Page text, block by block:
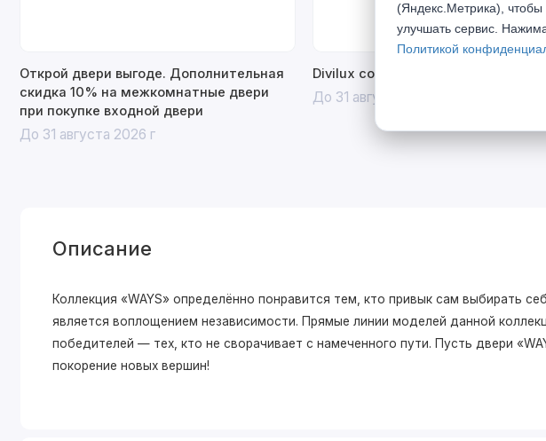
Открой двери выгоде. Дополнительная
скидка 10% на межкомнатные двери
при покупке входной двери
До 31 августа 2026 г
Divilux со скидкой 20%
До 31 августа 2026 г
Описание
Коллекция «WAYS» определённо понравится тем, кто привык сам выбирать
является воплощением независимости. Прямые линии моделей данной
победителей — тех, кто не сворачивает с намеченного пути. Пусть двери
покорение новых вершин!
(Яндекс.Метрика), чтобы
улучшать сервис.
Политикой